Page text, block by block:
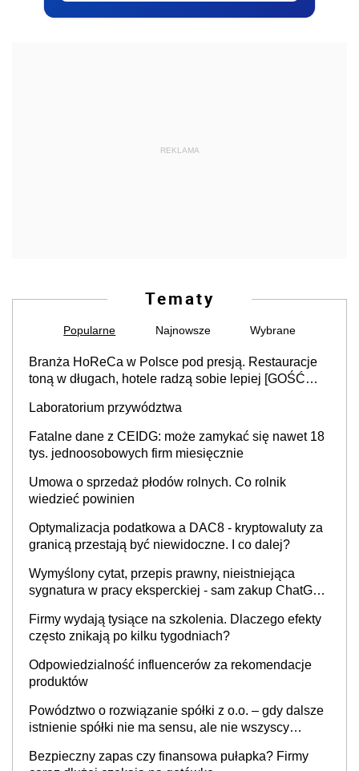
REKLAMA
Tematy
Popularne Najnowsze Wybrane
Branża HoReCa w Polsce pod presją. Restauracje
toną w długach, hotele radzą sobie lepiej [GOŚĆ
Laboratorium przywództwa
Fatalne dane z CEIDG: może zamykać się nawet 18
tys. jednoosobowych firm miesięcznie
Umowa o sprzedaż płodów rolnych. Co rolnik
wiedzieć powinien
Optymalizacja podatkowa a DAC8 - kryptowaluty za
granicą przestają być niewidoczne. I co dalej?
Wymyślony cytat, przepis prawny, nieistniejąca
sygnatura w pracy eksperckiej - sam zakup ChatGPT
Firmy wydają tysiące na szkolenia. Dlaczego efekty
często znikają po kilku tygodniach?
Odpowiedzialność influencerów za rekomendacje
produktów
Powództwo o rozwiązanie spółki z o.o. – gdy dalsze
istnienie spółki nie ma sensu, ale nie wszyscy
Bezpieczny zapas czy finansowa pułapka? Firmy